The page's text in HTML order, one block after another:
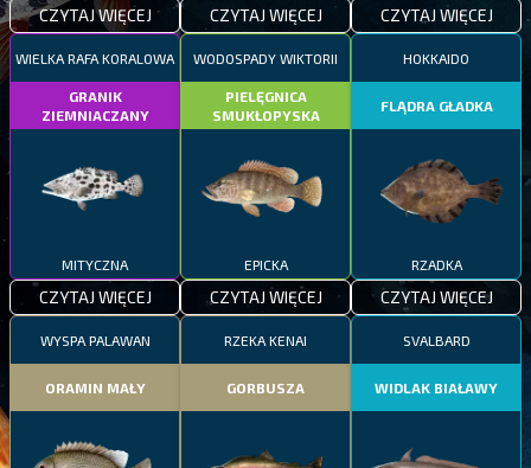
CZYTAJ WIĘCEJ CZYTAJ WIĘCEJ CZYTAJ WIĘCEJ
WIELKA RAFA KORALOWA
GRANIK
ZIEMNIACZANY
MITYCZNA
CZYTAJ WIĘCEJ
WODOSPADY WIKTORII
PIELĘGNICA
SMUKŁOPYSKA
EPICKA
CZYTAJ WIĘCEJ
HOKKAIDO
FLĄDRA GŁADKA
RZADKA
CZYTAJ WIĘCEJ
WYSPA PALAWAN
ORAMIN MAŁY
RZEKA KENAI
GORBUSZA
SVALBARD
WIDLAK BIAŁAWY